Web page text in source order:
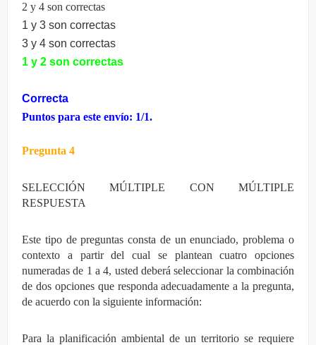
2 y 4 son correctas
1 y 3 son correctas
3 y 4 son correctas
1 y 2 son correctas
Correcta
Puntos para este envío: 1/1.
Pregunta 4
SELECCIÓN MÚLTIPLE CON MÚLTIPLE
RESPUESTA
Este tipo de preguntas consta de un enunciado, problema o
contexto a partir del cual se plantean cuatro opciones
numeradas de 1 a 4, usted deberá seleccionar la combinación
de dos opciones que responda adecuadamente a la pregunta,
de acuerdo con la siguiente información:
Para la planificación ambiental de un territorio se requiere